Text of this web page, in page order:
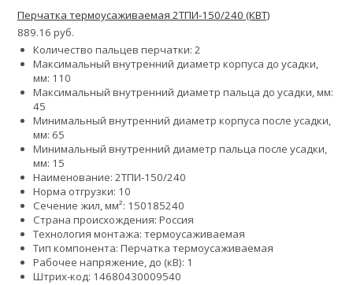
Перчатка термоусаживаемая 2ТПИ-150/240 (КВТ)
889.16 руб.
Количество пальцев перчатки: 2
Максимальный внутренний диаметр корпуса до усадки,
мм: 110
Максимальный внутренний диаметр пальца до усадки, мм:
45
Минимальный внутренний диаметр корпуса после усадки,
мм: 65
Минимальный внутренний диаметр пальца после усадки,
мм: 15
Наименование: 2ТПИ-150/240
Норма отгрузки: 10
Сечение жил, мм²: 150185240
Страна происхождения: Россия
Технология монтажа: термоусаживаемая
Тип компонента: Перчатка термоусаживаемая
Рабочее напряжение, до (кВ): 1
Штрих-код: 14680430009540